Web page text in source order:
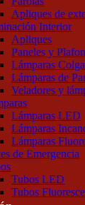
Apliques de
Interior
Apliques
Paneles y
Lámparas
Lámparas de
Veladores y
Lámparas LED
Lámparas
Lámparas
de Emergencia
Tubos LED
Tubos